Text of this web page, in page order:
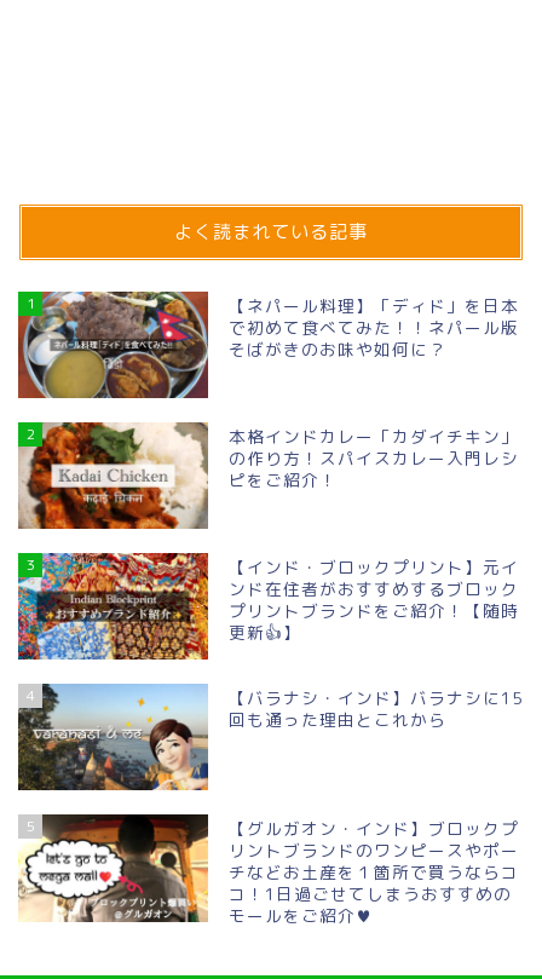
よく読まれている記事
1
【ネパール料理】「ディド」を日本
で初めて食べてみた！！ネパール版
そばがきのお味や如何に？
2
本格インドカレー「カダイチキン」
の作り方！スパイスカレー入門レシ
ピをご紹介！
3
【インド・ブロックプリント】元イ
ンド在住者がおすすめするブロック
プリントブランドをご紹介！【随時
更新👍】
4
【バラナシ・インド】バラナシに15
回も通った理由とこれから
5
【グルガオン・インド】ブロックプ
リントブランドのワンピースやポー
チなどお土産を１箇所で買うならコ
コ！1日過ごせてしまうおすすめの
モールをご紹介♥